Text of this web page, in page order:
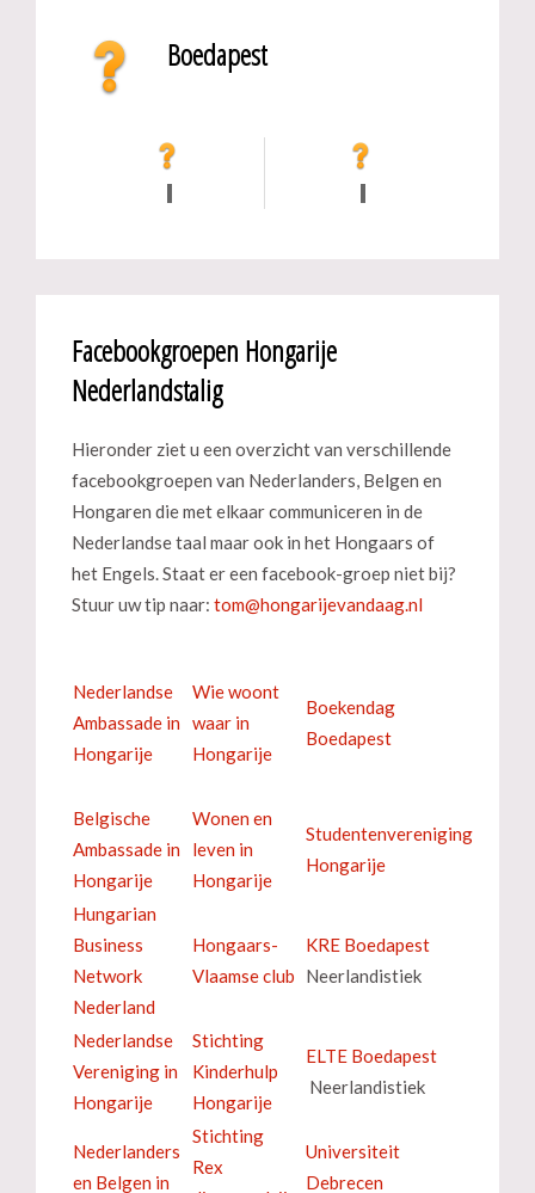
Boedapest
Facebookgroepen Hongarije
Nederlandstalig
Hieronder ziet u een overzicht van verschillende
facebookgroepen van Nederlanders, Belgen en
Hongaren die met elkaar communiceren in de
Nederlandse taal maar ook in het Hongaars of
het Engels. Staat er een facebook-groep niet bij?
Stuur uw tip naar:
Nederlandse
Ambassade in
Hongarije
Wie woont
waar in
Hongarije
Boekendag
Boedapest
Belgische
Ambassade in
Hongarije
Wonen en
leven in
Hongarije
Studentenvereniging
Hongarije
Hungarian
Business
Network
Nederland
Hongaars-
Vlaamse club
KRE Boedapest
Neerlandistiek
Nederlandse
Vereniging in
Hongarije
Stichting
Kinderhulp
Hongarije
ELTE Boedapest
Neerlandistiek
Nederlanders
en Belgen in
Stichting
Rex
Universiteit
Debrecen